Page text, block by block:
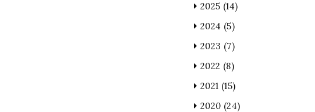
2025 (14)
2024 (5)
2023 (7)
2022 (8)
2021 (15)
2020 (24)